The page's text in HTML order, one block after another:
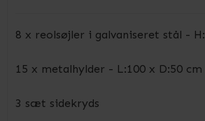
8 x reolsøjler i galvaniseret stål -
15 x metalhylder - L:100 x D:50 cm
3 sæt sidekryds